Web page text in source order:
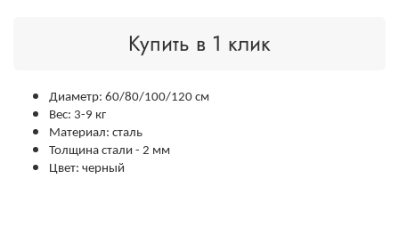
Купить в 1 клик
Диаметр: 60/80/100/120 см
Вес: 3-9 кг
Материал: сталь
Толщина стали - 2 мм
Цвет: черный